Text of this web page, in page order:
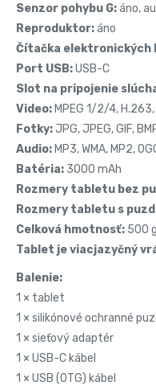
Senzor pohybu G:áno,
Reproduktor:áno
Čítačka elektronických
Port USB:USB-C
Slot na pripojenie
Video: MPEG 1/2/4,
Fotky:JPG, JPEG, GIF,
Audio: MP3, WMA, MP2,
Batéria: 3000 mAh
Rozmery tabletu bez
Rozmery tabletu s
Celková hmotnosť: 500 g
Tablet je viacjazyčný
Balenie:
1 × tablet
1 × silikónové ochranné
1 × sieťový adaptér
1 × USB-C kábel
1 × USB (OTG) kábel